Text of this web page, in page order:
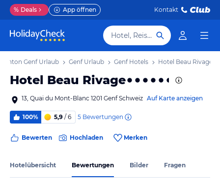
% Deals App öffnen Kontakt
Hotel, Reiseziel
Kanton Genf Urlaub Genf Urlaub Genf Hotels Hotel Beau Rivage
Hotel Beau Rivage
13, Quai du Mont-Blanc 1201 Genf Schweiz Auf Karte anzeigen
100% 5,9 / 6 5 Bewertungen
Bewerten Hochladen Merken
Hotelübersicht Bewertungen Bilder Fragen